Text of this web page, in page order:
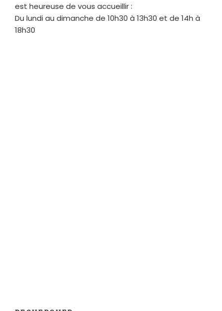
est heureuse de vous accueillir :
Du lundi au dimanche de 10h30 à 13h30 et de 14h à
18h30